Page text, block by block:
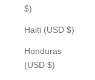
$)
Haiti (USD $)
Honduras
(USD $)